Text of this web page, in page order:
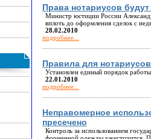
Права нотариусов
Министр юстиции России
вплоть до оформления сделок с
28.02.2010
подробнее...
Правила для
Установлен единый порядок
22.01.2010
подробнее...
Неправомерное
пресечено
Контроль за использованием